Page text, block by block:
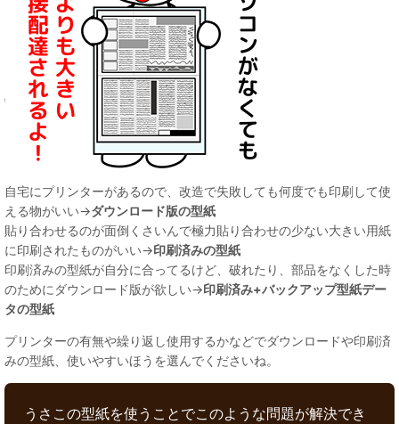
自宅にプリンターがあるので、改造で失敗しても何度でも印刷して使
える物がいい→ダウンロード版の型紙
貼り合わせるのが面倒くさいんで極力貼り合わせの少ない大きい用紙
に印刷されたものがいい→印刷済みの型紙
印刷済みの型紙が自分に合ってるけど、破れたり、部品をなくした時
のためにダウンロード版が欲しい→印刷済み+バックアップ型紙デー
タの型紙
プリンターの有無や繰り返し使用するかなどでダウンロードや印刷済
みの型紙、使いやすいほうを選んでくださいね。
うさこの型紙を使うことでこのような問題が解決でき